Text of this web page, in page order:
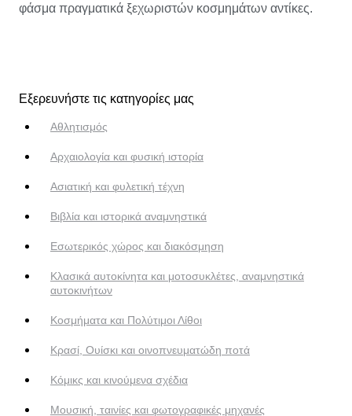
φάσμα πραγματικά ξεχωριστών κοσμημάτων αντίκες.
Εξερευνήστε τις κατηγορίες μας
Αθλητισμός
Αρχαιολογία και φυσική ιστορία
Ασιατική και φυλετική τέχνη
Βιβλία και ιστορικά αναμνηστικά
Εσωτερικός χώρος και διακόσμηση
Κλασικά αυτοκίνητα και μοτοσυκλέτες, αναμνηστικά
αυτοκινήτων
Κοσμήματα και Πολύτιμοι Λίθοι
Κρασί, Ουίσκι και οινοπνευματώδη ποτά
Κόμικς και κινούμενα σχέδια
Μουσική, ταινίες και φωτογραφικές μηχανές